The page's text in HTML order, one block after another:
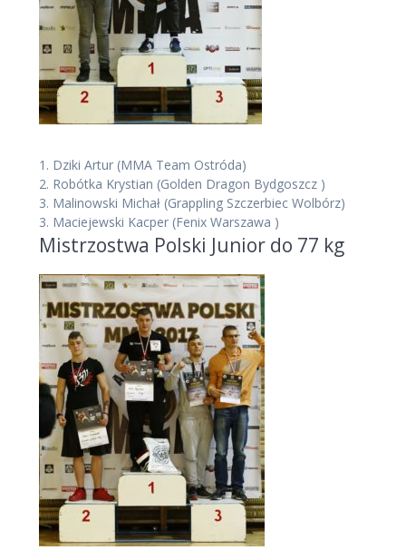
1. Dziki Artur (MMA Team Ostróda)
2. Robótka Krystian (Golden Dragon Bydgoszcz )
3. Malinowski Michał (Grappling Szczerbiec Wolbórz)
3. Maciejewski Kacper (Fenix Warszawa )
Mistrzostwa Polski Junior do 77 kg